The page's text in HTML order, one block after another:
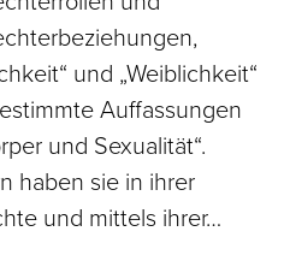
und „Weiblichkeit“
Auffassungen
und Sexualität“.
haben sie in ihrer
und mittels ihrer…